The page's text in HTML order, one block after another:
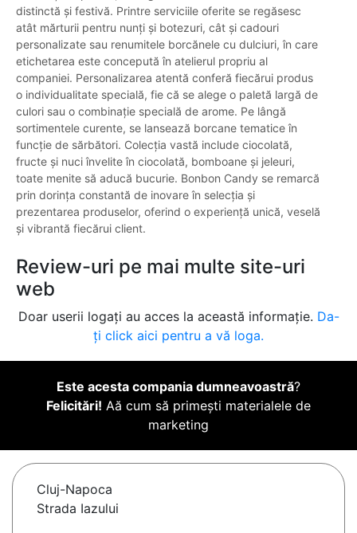
distinctă și festivă. Printre serviciile oferite se regăsesc
atât mărturii pentru nunți și botezuri, cât și cadouri
personalizate sau renumitele borcănele cu dulciuri, în care
etichetarea este concepută în atelierul propriu al
companiei. Personalizarea atentă conferă fiecărui produs
o individualitate specială, fie că se alege o paletă largă de
culori sau o combinație specială de arome. Pe lângă
sortimentele curente, se lansează borcane tematice în
funcție de sărbători. Colecția vastă include ciocolată,
fructe și nuci învelite în ciocolată, bomboane și jeleuri,
toate menite să aducă bucurie. Bonbon Candy se remarcă
prin dorința constantă de inovare în selecția și
prezentarea produselor, oferind o experiență unică, veselă
și vibrantă fiecărui client.
Review-uri pe mai multe site-uri
web
Doar userii logați au acces la această informație. Da-
ți click aici pentru a vă loga.
Este acesta compania dumneavoastră?
Felicitări! Aă cum să primești materialele de
marketing
Cluj-Napoca
Strada Iazului